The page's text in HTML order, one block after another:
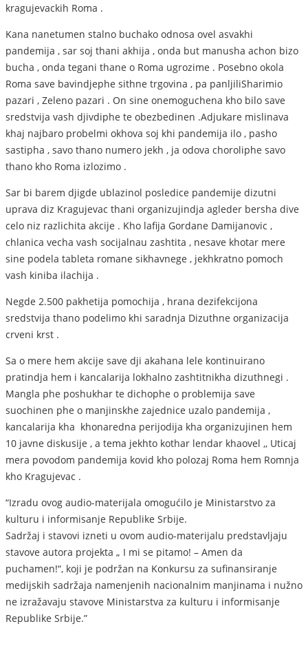
kragujevackih Roma .
Kana nanetumen stalno buchako odnosa ovel asvakhi
pandemija , sar soj thani akhija , onda but manusha achon bizo
bucha , onda tegani thane o Roma ugrozime . Posebno okola
Roma save bavindjephe sithne trgovina , pa panljiliSharimio
pazari , Zeleno pazari . On sine onemoguchena kho bilo save
sredstvija vash djivdiphe te obezbedinen .Adjukare mislinava
khaj najbaro probelmi okhova soj khi pandemija ilo , pasho
sastipha , savo thano numero jekh , ja odova choroliphe savo
thano kho Roma izlozimo .
Sar bi barem djigde ublazinol posledice pandemije dizutni
uprava diz Kragujevac thani organizujindja agleder bersha dive
celo niz razlichita akcije . Kho lafija Gordane Damijanovic ,
chlanica vecha vash socijalnau zashtita , nesave khotar mere
sine podela tableta romane sikhavnege , jekhkratno pomoch
vash kiniba ilachija .
Negde 2.500 pakhetija pomochija , hrana dezifekcijona
sredstvija thano podelimo khi saradnja Dizuthne organizacija
crveni krst .
Sa o mere hem akcije save dji akahana lele kontinuirano
pratindja hem i kancalarija lokhalno zashtitnikha dizuthnegi .
Mangla phe poshukhar te dichophe o problemija save
suochinen phe o manjinskhe zajednice uzalo pandemija ,
kancalarija kha khonaredna perijodija kha organizujinen hem
10 javne diskusije , a tema jekhto kothar lendar khaovel ,, Uticaj
mera povodom pandemija kovid kho polozaj Roma hem Romnja
kho Kragujevac .
“Izradu ovog audio-materijala omogućilo je Ministarstvo za
kulturu i informisanje Republike Srbije.
Sadržaj i stavovi izneti u ovom audio-materijalu predstavljaju
stavove autora projekta „ I mi se pitamo! – Amen da
puchamen!“, koji je podržan na Konkursu za sufinansiranje
medijskih sadržaja namenjenih nacionalnim manjinama i nužno
ne izražavaju stavove Ministarstva za kulturu i informisanje
Republike Srbije.”